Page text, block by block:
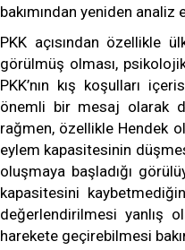
bakımından yeniden
PKK açısından özellikle
görülmüş olması,
PKK’nın kış koşulları
önemli bir mesaj olarak
rağmen, özellikle Hendek
eylem kapasitesinin
oluşmaya başladığı
kapasitesini
değerlendirilmesi yanlış
harekete geçirebilmesi